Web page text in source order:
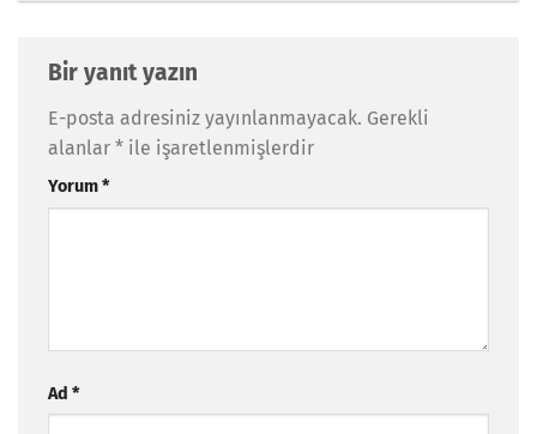
Bir yanıt yazın
E-posta adresiniz yayınlanmayacak. Gerekli
alanlar * ile işaretlenmişlerdir
Yorum*
Ad *